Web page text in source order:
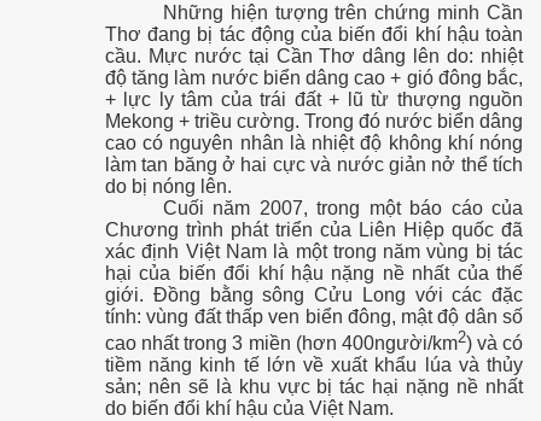
Những hiện tượng trên chứng minh Cần
Thơ đang bị tác động của biến đổi khí hậu toàn
cầu. Mực nước tại Cần Thơ dâng lên do: nhiệt
độ tăng làm nước biển dâng cao + gió đông bắc,
+ lực ly tâm của trái đất + lũ từ thượng nguồn
Mekong + triều cường. Trong đó nước biển dâng
cao có nguyên nhân là nhiệt độ không khí nóng
làm tan băng ở hai cực và nước giản nở thể tích
do bị nóng lên.
Cuối năm 2007, trong một báo cáo của
Chương trình phát triển của Liên Hiệp quốc đã
xác định Việt Nam là một trong năm vùng bị tác
hại của biến đổi khí hậu nặng nề nhất của thế
giới. Đồng bằng sông Cửu Long với các đặc
tính: vùng đất thấp ven biển đông, mật độ dân số
cao nhất trong 3 miền (hơn 400người/km2) và có
tiềm năng kinh tế lớn về xuất khẩu lúa và thủy
sản; nên sẽ là khu vực bị tác hại nặng nề nhất
do biến đổi khí hậu của Việt Nam.
VN - Phần 1 -tiếp theo
VN - Phần 2
VN - Phần 3